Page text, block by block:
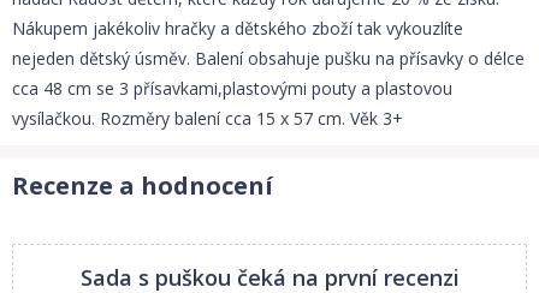
Nákupem jakékoliv hračky a dětského zboží tak vykouzlíte
nejeden dětský úsměv. Balení obsahuje pušku na přísavky o délce
cca 48 cm se 3 přísavkami,plastovými pouty a plastovou
vysílačkou. Rozměry balení cca 15 x 57 cm. Věk 3+
Recenze a hodnocení
Sada s puškou čeká na první recenzi